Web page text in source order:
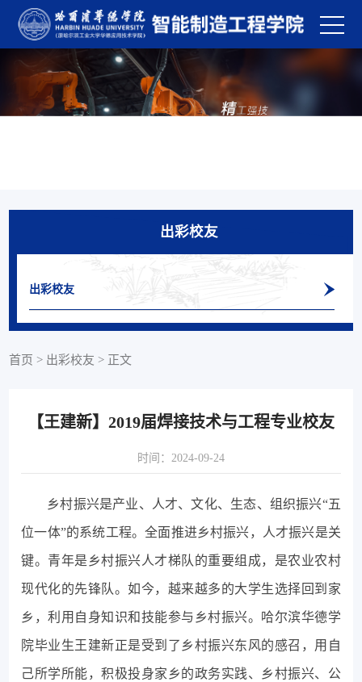
出彩校友
出彩校友
首页 > 出彩校友 > 正文
【王建新】2019届焊接技术与工程专业校友
时间：2024-09-24
乡村振兴是产业、人才、文化、生态、组织振兴“五
位一体”的系统工程。全面推进乡村振兴，人才振兴是关
键。青年是乡村振兴人才梯队的重要组成，是农业农村
现代化的先锋队。如今，越来越多的大学生选择回到家
乡，利用自身知识和技能参与乡村振兴。哈尔滨华德学
院毕业生王建新正是受到了乡村振兴东风的感召，用自
己所学所能，积极投身家乡的政务实践、乡村振兴、公